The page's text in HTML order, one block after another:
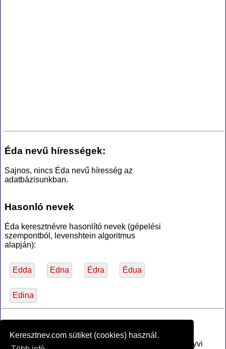
Keresztnev.com sütiket (cookies) használ.
Éda nevű hírességek:
Sajnos, nincs Éda nevű híresség az
adatbázisunkban.
Hasonló nevek
Éda keresztnévre hasonlító nevek (gépelési
szempontból, levenshtein algoritmus
alapján):
Edda Edna Édra Édua
Edina
Az MTA Nyelvtudományi Intézete által anyakönyvi